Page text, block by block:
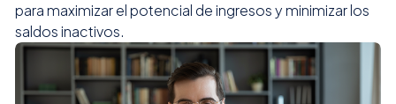
para maximizar el potencial de ingresos y minimizar los
saldos inactivos.